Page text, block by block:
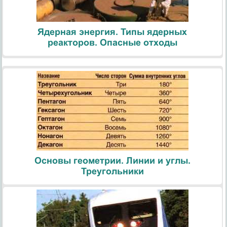
Ядерная энергия. Типы ядерных
реакторов. Опасные отходы
Основы геометрии. Линии и углы.
Треугольники